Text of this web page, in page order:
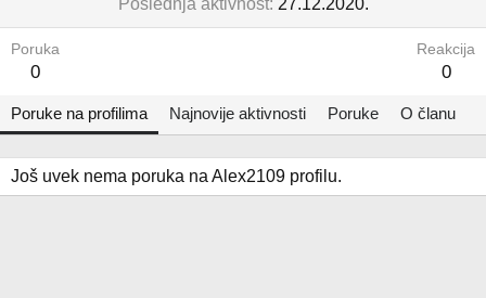
Poslednja aktivnost 27.12.2020.
Poruka
0
Reakcija
0
Poruke na profilima Najnovije aktivnosti Poruke O članu
Još uvek nema poruka na Alex2109 profilu.